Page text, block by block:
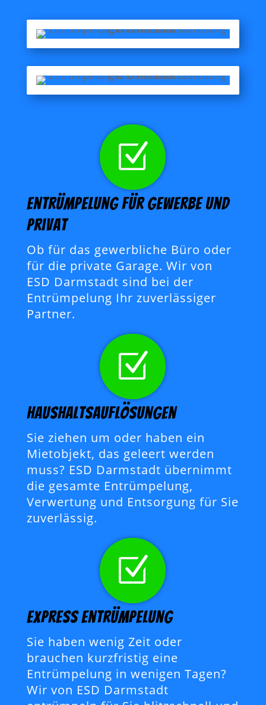
Z
Entrümpelung für Gewerbe und
Privat
Ob für das gewerbliche Büro oder
für die private Garage. Wir von
ESD Darmstadt sind bei der
Entrümpelung Ihr zuverlässiger
Partner.
Z
Haushaltsauflösungen
Sie ziehen um oder haben ein
Mietobjekt, das geleert werden
muss? ESD Darmstadt übernimmt
die gesamte Entrümpelung,
Verwertung und Entsorgung für Sie
zuverlässig.
Z
Express Entrümpelung
Sie haben wenig Zeit oder
brauchen kurzfristig eine
Entrümpelung in wenigen Tagen?
Wir von ESD Darmstadt